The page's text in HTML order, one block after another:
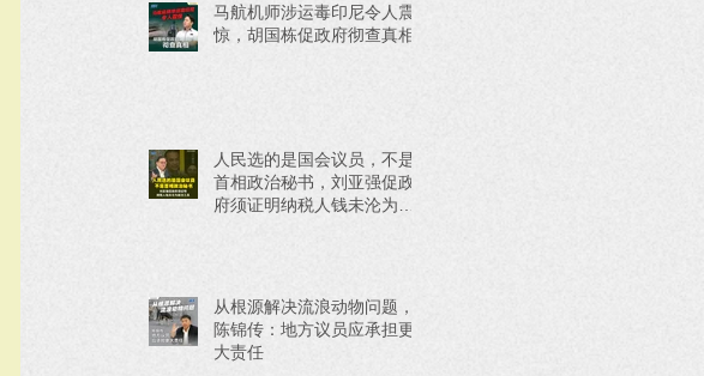
马航机师涉运毒印尼令人震
惊，胡国栋促政府彻查真相
人民选的是国会议员，不是
首相政治秘书，刘亚强促政
府须证明纳税人钱未沦为政
从根源解决流浪动物问题，
陈锦传：地方议员应承担更
大责任